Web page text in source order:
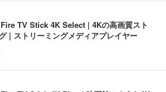
TV Stick 4K Select | 4Kの高画質スト
| ストリーミングメディアプレイヤー